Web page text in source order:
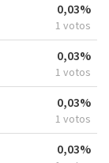
0,03%
1 votos
0,03%
1 votos
0,03%
1 votos
0,03%